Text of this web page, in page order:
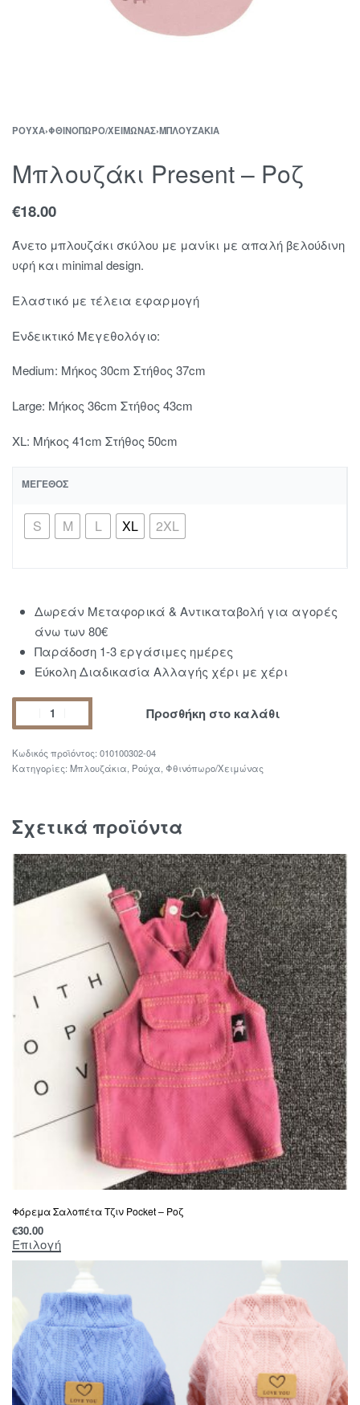
ΡΟΎΧΑ›ΦΘΙΝΌΠΩΡΟ/ΧΕΙΜΏΝΑΣ›ΜΠΛΟΥΖΆΚΙΑ
Μπλουζάκι Present – Ροζ
€18.00
Άνετο μπλουζάκι σκύλου με μανίκι με απαλή βελούδινη
υφή και minimal design.
Ελαστικό με τέλεια εφαρμογή
Ενδεικτικό Μεγεθολόγιο:
Medium: Μήκος 30cm Στήθος 37cm
Large: Μήκος 36cm Στήθος 43cm
XL: Μήκος 41cm Στήθος 50cm
ΜΈΓΕΘΟΣ
S Μ L XL 2XL
Δωρεάν Μεταφορικά & Αντικαταβολή για αγορές
άνω των 80€
Παράδοση 1-3 εργάσιμες ημέρες
Εύκολη Διαδικασία Αλλαγής χέρι με χέρι
Προσθήκη στο καλάθι
010100302-04
Κατηγορίες: Μπλουζάκια Ρούχα Φθινόπωρο/Χειμώνας
Σχετικά προϊόντα
Φόρεμα Σαλοπέτα Τζιν Pocket – Ροζ
€30.00
Επιλογή